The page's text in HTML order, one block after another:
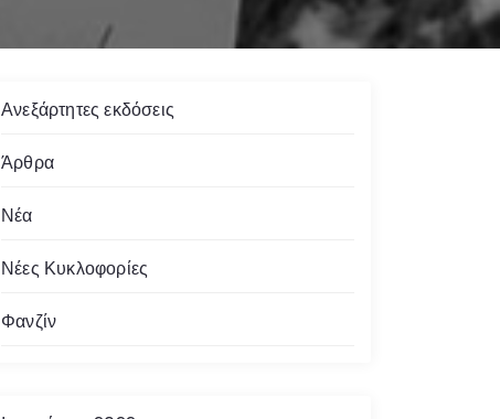
Ανεξάρτητες εκδόσεις
Άρθρα
Νέα
Νέες Κυκλοφορίες
Φανζίν